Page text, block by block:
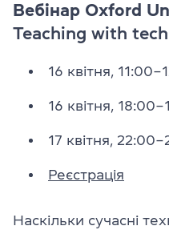
Вебінар Oxford
Teaching with
16 квітня,
16 квітня,
17 квітня,
Реєстрація
Наскільки сучасні